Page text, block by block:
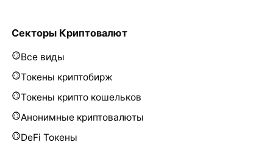
Секторы Криптовалют
Все виды
Токены криптобирж
Токены крипто кошельков
Анонимные криптовалюты
DeFi Токены